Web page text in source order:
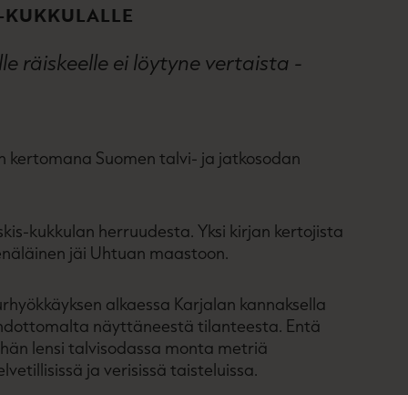
KUKKULALLE
räiskeelle ei löytyne vertaista
Suomen talvi- ja jatkosodan
kukkulan herruudesta. Yksi kirjan kertojista
jäi Uhtuan maastoon.
alkaessa Karjalan kannaksella
näyttäneestä tilanteesta. Entä
lensi talvisodassa monta metriä
ja verisissä taisteluissa.